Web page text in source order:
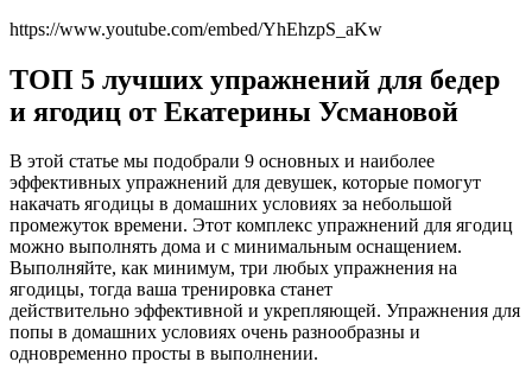
https://www.youtube.com/embed/YhEhzpS_aKw
ТОП 5 лучших упражнений для бедер
и ягодиц от Екатерины Усмановой
В этой статье мы подобрали 9 основных и наиболее
эффективных упражнений для девушек, которые помогут
накачать ягодицы в домашних условиях за небольшой
промежуток времени. Этот комплекс упражнений для ягодиц
можно выполнять дома и с минимальным оснащением.
Выполняйте, как минимум, три любых упражнения на
ягодицы, тогда ваша тренировка станет
действительно эффективной и укрепляющей. Упражнения для
попы в домашних условиях очень разнообразны и
одновременно просты в выполнении.